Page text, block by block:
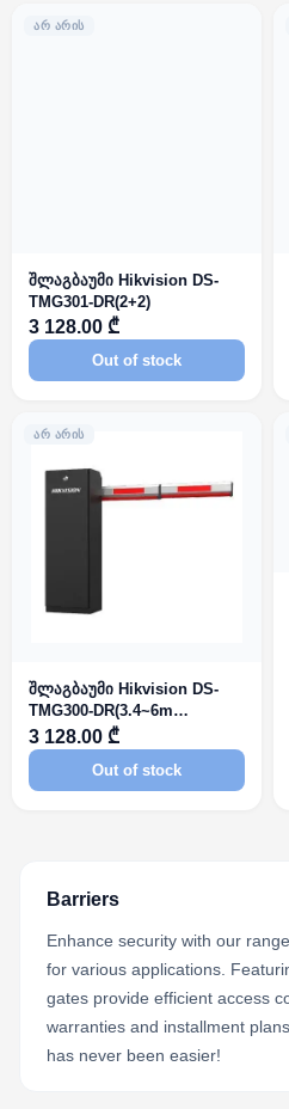
ᲐᲠ ᲐᲠᲘᲡ
შლაგბაუმი Hikvision DS-
TMG301-DR(2+2)
3 128.00 ₾
Out of stock
ᲐᲠ ᲐᲠᲘᲡ
შლაგბაუმი Hikvision DS-
TMG300-DR(3.4~6m
telescopic
3 128.00 ₾
Out of stock
Barriers
Enhance security with our
for various applications.
gates provide efficient access
warranties and installment
has never been easier!